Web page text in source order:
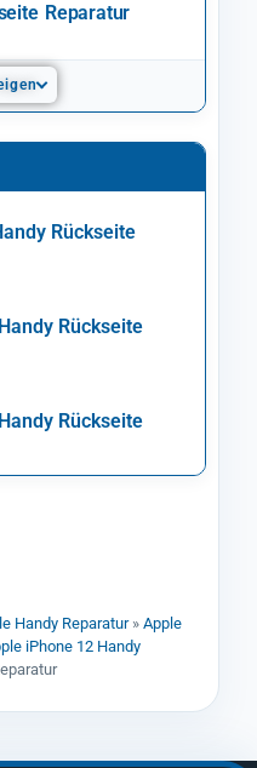
Reparatur
Rückseite
Rückseite
Rückseite
Handy Reparatur» Apple
iPhone 12 Handy